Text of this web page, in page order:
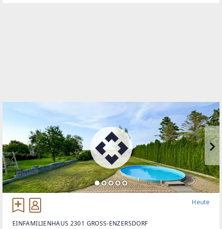
Heute
EINFAMILIENHAUS 2301 GROSS-ENZERSDORF